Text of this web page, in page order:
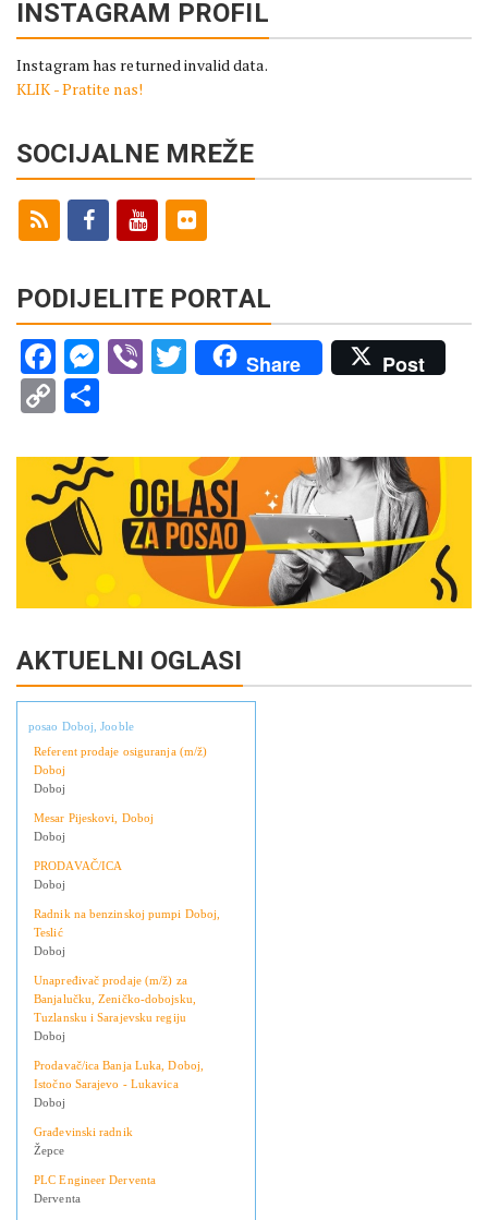
INSTAGRAM PROFIL
Instagram has returned invalid data.
KLIK - Pratite nas!
SOCIJALNE MREŽE
PODIJELITE PORTAL
Facebook
Messenger
ViberTwitter
Share Post
Copy
AKTUELNI OGLASI
posao Doboj, Jooble
Referent prodaje osiguranja (m/ž)
Doboj
Doboj
Mesar Pijeskovi, Doboj
Doboj
PRODAVAČ/ICA
Doboj
Radnik na benzinskoj pumpi Doboj,
Teslić
Doboj
Unapređivač prodaje (m/ž) za
Banjalučku, Zeničko-dobojsku,
Tuzlansku i Sarajevsku regiju
Doboj
Prodavač/ica Banja Luka, Doboj,
Istočno Sarajevo - Lukavica
Doboj
Građevinski radnik
Žepce
PLC Engineer Derventa
Derventa